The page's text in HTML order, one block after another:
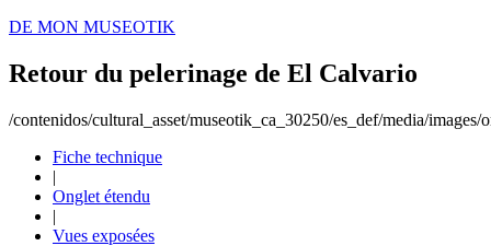
DE MON MUSEOTIK
Retour du pelerinage de El Calvario
/contenidos/cultural_asset/museotik_ca_30250/es_def/media/images/
Fiche technique
|
Onglet étendu
|
Vues exposées